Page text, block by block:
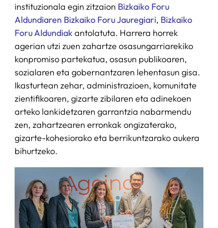
instituzionala egin zitzaion Bizkaiko Foru
Aldundiaren Bizkaiko Foru Jauregiari, Bizkaiko
Foru Aldundiakantolatuta. Harrera horrek
agerian utzi zuen zahartze osasungarriarekiko
konpromiso partekatua, osasun publikoaren,
sozialaren eta gobernantzaren lehentasun gisa.
Ikasturtean zehar, administrazioen, komunitate
zientifikoaren, gizarte zibilaren eta adinekoen
arteko lankidetzaren garrantzia nabarmendu
zen, zahartzearen erronkak ongizaterako,
gizarte-kohesiorako eta berrikuntzarako aukera
bihurtzeko.